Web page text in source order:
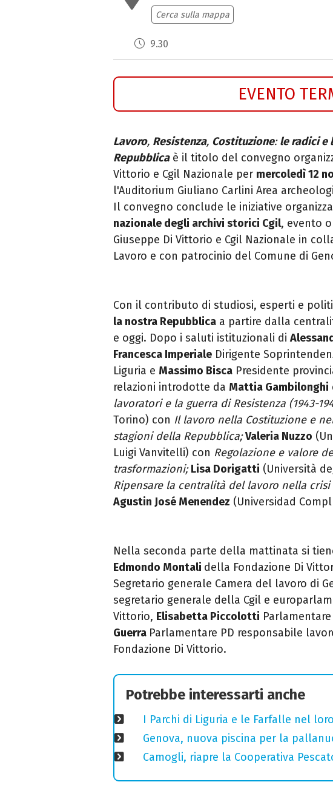
Cerca sulla mappa
9.30
EVENTO
Lavoro, Resistenza, Costituzione:le radici e
Repubblicaè il titolo del convegno
Vittorio e Cgil Nazionale per mercoledì 12
l'Auditorium Giuliano Carlini Area
Il convegno conclude le iniziative
nazionale degli archivi storici Cgil, evento
Giuseppe Di Vittorio e Cgil Nazionale in
Lavoro e con patrocinio del Comune di
Con il contributo di studiosi, esperti e
la nostra Repubblica a partire dalla
e oggi. Dopo i saluti istituzionali di
Francesca Imperiale Dirigente
Liguria e Massimo Bisca Presidente
relazioni introdotte da Mattia Gambilonghi
lavoratori e la guerra di Resistenza (1943-
Torino) con Il lavoro nella Costituzione e
stagioni della Repubblica;Valeria Nuzzo
Luigi Vanvitelli) con Regolazione e valore
trasformazioni; Lisa Dorigatti (Università
Ripensare la centralità del lavoro nella
Agustin José Menendez (Universidad
Nella seconda parte della mattinata si
Edmondo Montali della Fondazione Di
Segretario generale Camera del lavoro di
segretario generale della Cgil e
Vittorio, Elisabetta Piccolotti
Guerra Parlamentare PD responsabile
Fondazione Di Vittorio.
Potrebbe interessarti anche
I Parchi di Liguria e le Farfalle nel
Genova, nuova piscina per la
Camogli, riapre la Cooperativa